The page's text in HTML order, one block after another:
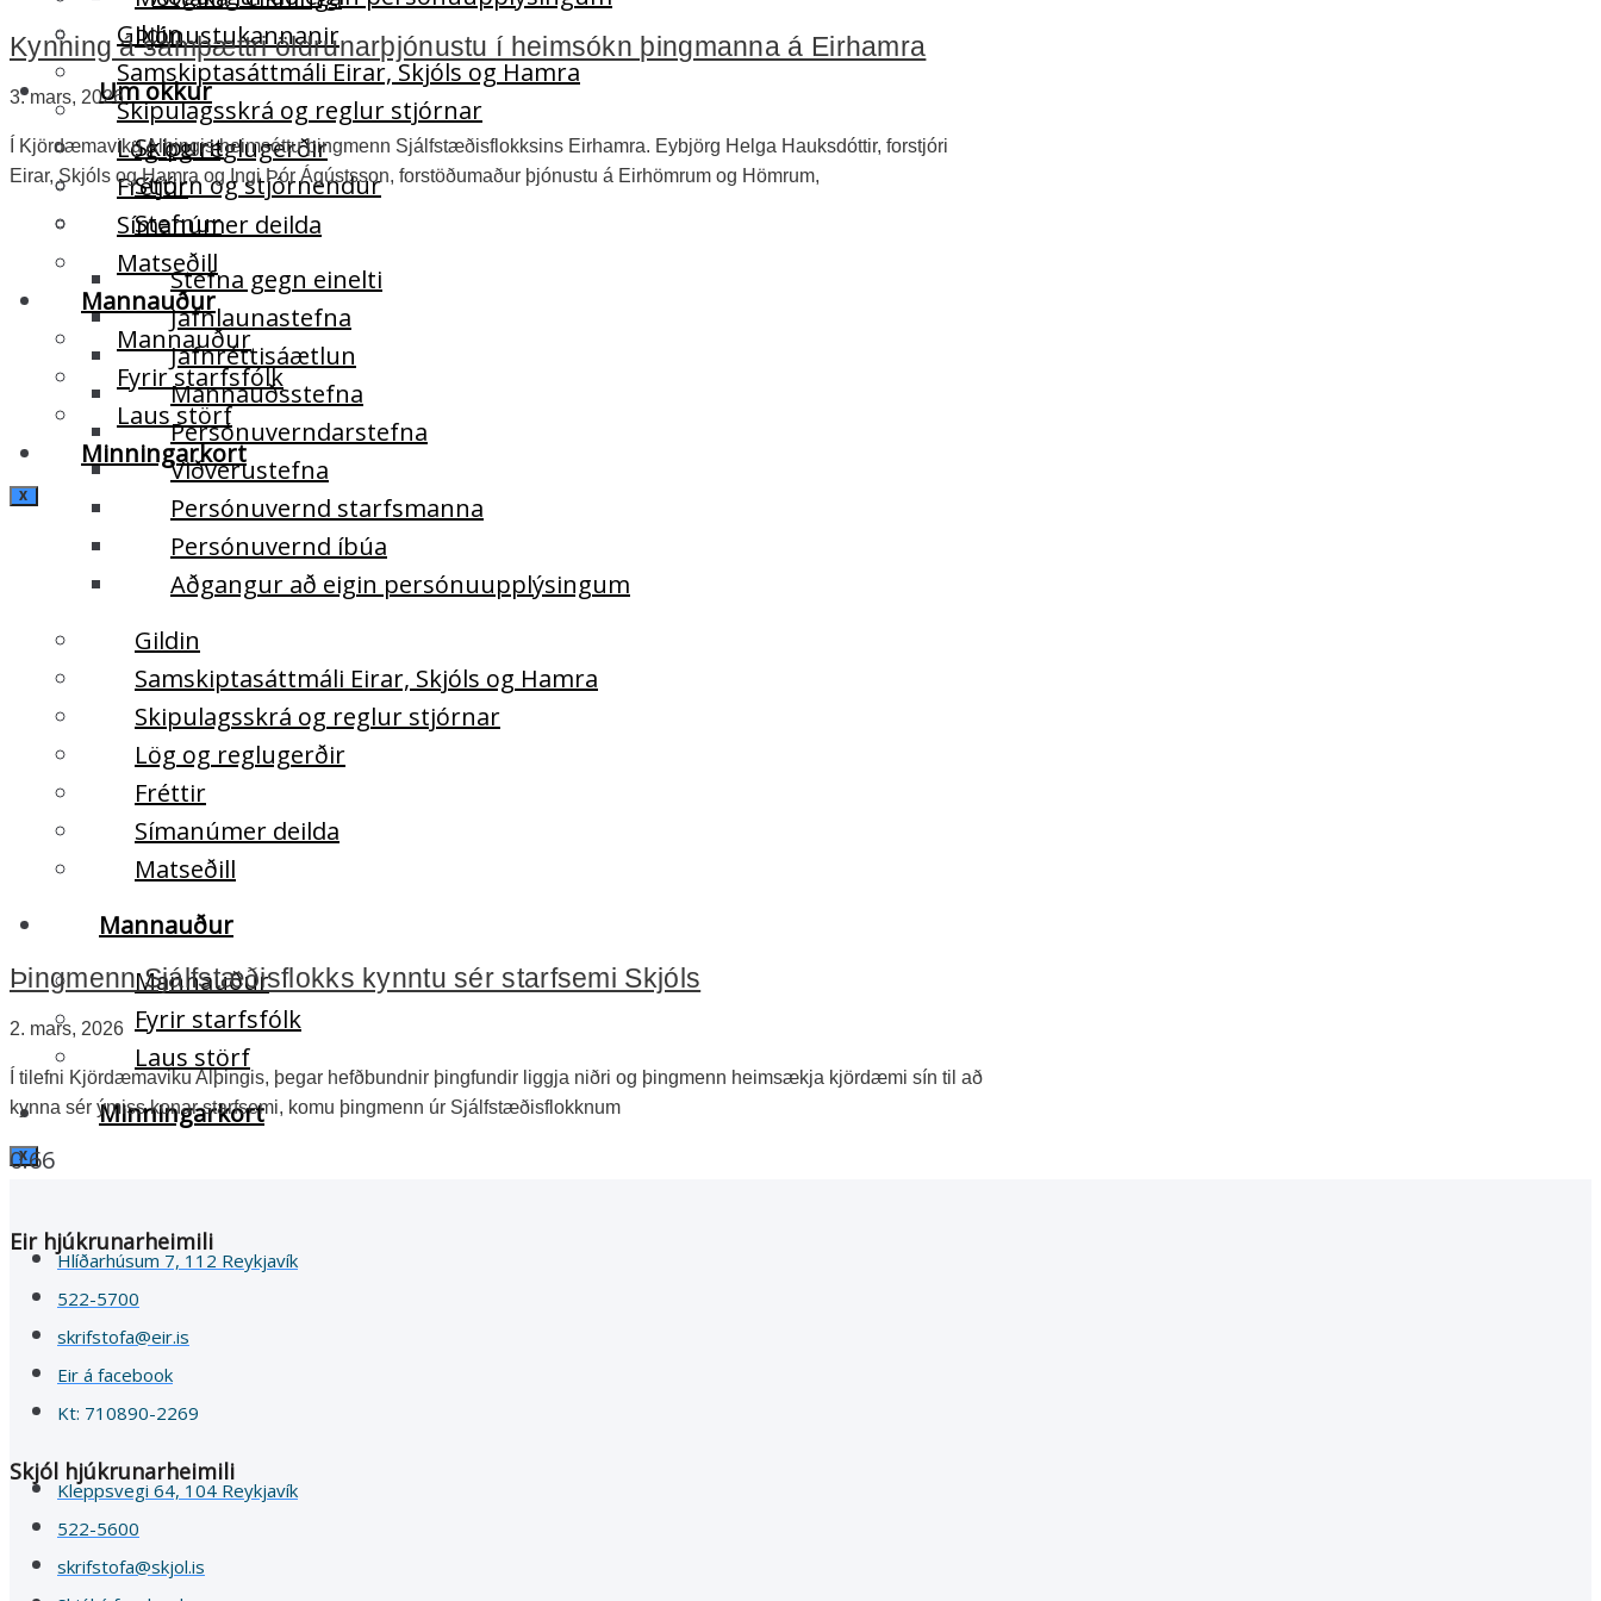
Gildin
Samskiptasáttmáli Eirar, Skjóls og Hamra
Skipulagsskrá og reglur stjórnar
Lög og reglugerðir
Fréttir
Símanúmer deilda
Matseðill
Mannauður
Mannauður
Fyrir starfsfólk
Laus störf
Minningarkort
X
Þjónustukannanir
Um okkur
Skipurit
Stjórn og stjórnendur
Stefnur
Stefna gegn einelti
Jafnlaunastefna
Jafnréttisáætlun
Mannauðsstefna
Persónuverndarstefna
Viðverustefna
Persónuvernd starfsmanna
Persónuvernd íbúa
Aðgangur að eigin persónuupplýsingum
Gildin
Samskiptasáttmáli Eirar, Skjóls og Hamra
Skipulagsskrá og reglur stjórnar
Lög og reglugerðir
Fréttir
Símanúmer deilda
Matseðill
Mannauður
Mannauður
Fyrir starfsfólk
Laus störf
Minningarkort
X
Kynning á samþættri öldrunarþjónustu í heimsókn þingmanna á Eirhamra
3. mars, 2026
Í Kjördæmaviku Alþingis heimsóttu þingmenn Sjálfstæðisflokksins Eirhamra. Eybjörg Helga Hauksdóttir, forstjóri
Eirar, Skjóls og Hamra og Ingi Þór Ágústsson, forstöðumaður þjónustu á Eirhömrum og Hömrum,
Þingmenn Sjálfstæðisflokks kynntu sér starfsemi Skjóls
2. mars, 2026
Í tilefni Kjördæmaviku Alþingis, þegar hefðbundnir þingfundir liggja niðri og þingmenn heimsækja kjördæmi sín til að
kynna sér ýmiss konar starfsemi, komu þingmenn úr Sjálfstæðisflokknum
Eir hjúkrunarheimili
Hlíðarhúsum 7, 112 Reykjavík
522-5700
skrifstofa@eir.is
Eir á facebook
Kt: 710890-2269
Skjól hjúkrunarheimili
Kleppsvegi 64, 104 Reykjavík
522-5600
skrifstofa@skjol.is